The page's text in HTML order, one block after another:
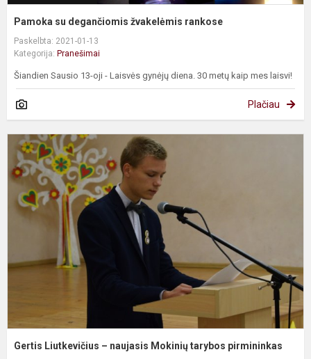
Pamoka su degančiomis žvakelėmis rankose
Paskelbta: 2021-01-13
Kategorija: Pranešimai
Šiandien Sausio 13-oji - Laisvės gynėjų diena. 30 metų kaip mes laisvi!
Plačiau
Gertis Liutkevičius – naujasis Mokinių tarybos pirmininkas